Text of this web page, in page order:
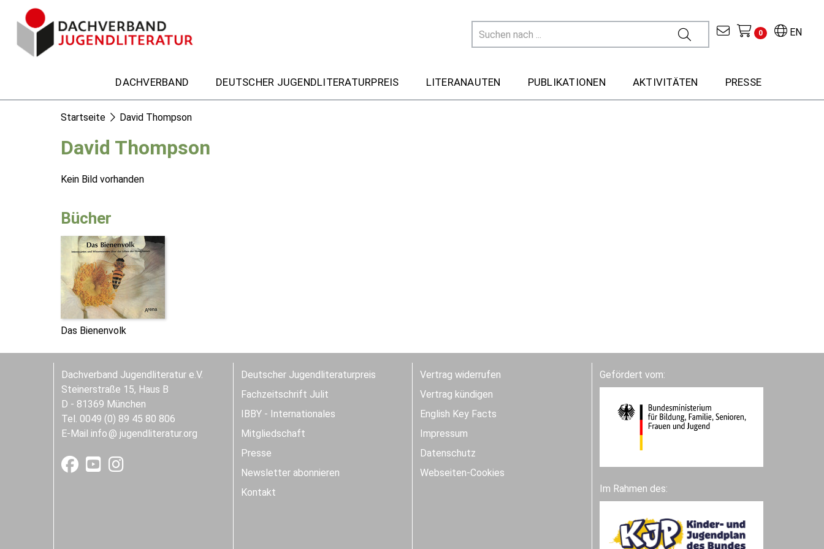
EN
0
DACHVERBAND DEUTSCHER JUGENDLITERATURPREIS LITERANAUTEN PUBLIKATIONEN AKTIVITÄTEN PRESSE
Startseite David Thompson
David Thompson
Kein Bild vorhanden
Bücher
Das Bienenvolk
Dachverband Jugendliteratur e.V.
Steinerstraße 15, Haus B
D - 81369 München
Tel. 0049 (0) 89 45 80 806
E-Mail info jugendliteratur.org
Deutscher Jugendliteraturpreis
Fachzeitschrift Julit
IBBY - Internationales
Mitgliedschaft
Presse
Newsletter abonnieren
Kontakt
Vertrag widerrufen
Vertrag kündigen
English Key Facts
Impressum
Datenschutz
Webseiten-Cookies
Gefördert vom:
Im Rahmen des: